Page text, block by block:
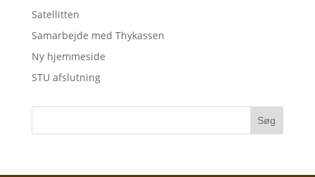
Satellitten
Samarbejde med Thykassen
Ny hjemmeside
STU afslutning